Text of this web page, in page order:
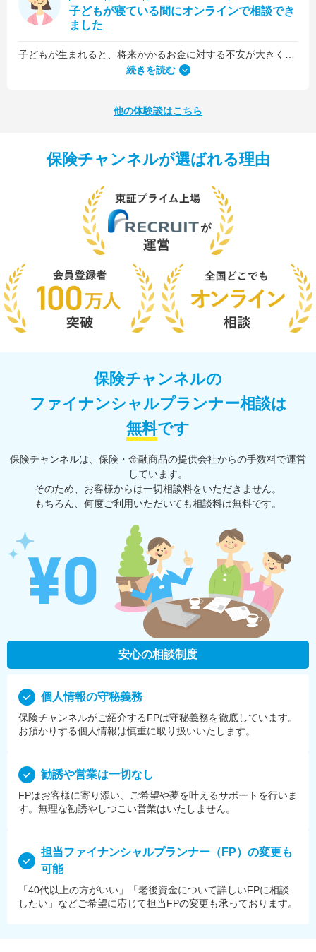
子どもが寝ている間にオンラインで相談でき
ました
何より、とても親身になって対応してくださって大満足。うちと同じように子どもの将来のお金のことで悩んでいる友人にも教えました。
続きを読む
他の体験談はこちら
保険チャンネルが選ばれる理由
保険チャンネルの
ファイナンシャルプランナー相談は
無料です
保険チャンネルは、保険・⾦融商品の提供会社からの⼿数料で運営
しています。
そのため、お客様からは一切相談料をいただきません。
もちろん、何度ご利⽤いただいても相談料は無料です。
安心の相談制度
個⼈情報の守秘義務
保険チャンネルがご紹介するFPは守秘義務を徹底しています。
お預かりする個⼈情報は慎重に取り扱いいたします。
勧誘や営業は⼀切なし
FPはお客様に寄り添い、ご希望や夢を叶えるサポートを⾏いま
す。無理な勧誘やしつこい営業はいたしません。
担当ファイナンシャルプランナー（FP）の変更も
可能
「40代以上の方がいい」「老後資金について詳しいFPに相談
したい」などご希望に応じて担当FPの変更も承っております。